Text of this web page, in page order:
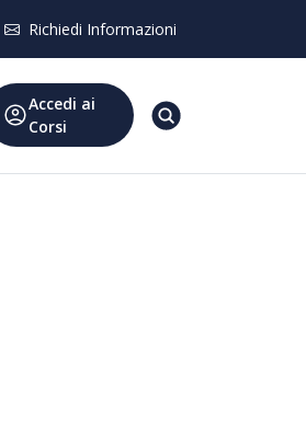
Richiedi Informazioni
Accedi ai
Corsi